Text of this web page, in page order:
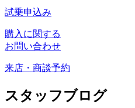
試乗申込み
購入に関する
お問い合わせ
来店・商談予約
スタッフブログ